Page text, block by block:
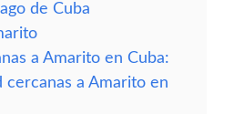
de Cuba
a Amarito en Cuba:
cercanas a Amarito en